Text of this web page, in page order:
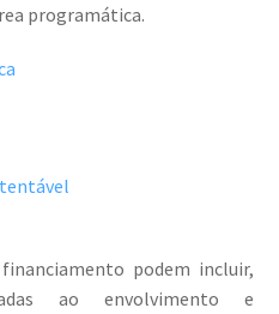
programática.
podem incluir,
ao envolvimento e